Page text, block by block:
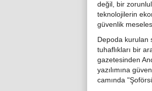
değil, bir
teknolojilerin
güvenlik
Depoda kurulan
tuhaflıkları bir
gazetesinden
yazılımına
camında